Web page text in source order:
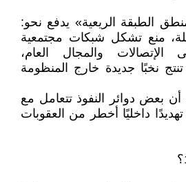
الطبقة الريعية» يدفع نحو:
منع تشكل شبكات مجتمعية
الإتصالات والمجال العام،
نخبًا جديدة خارج المنظومة
بعض دوائر النفوذ تتعامل مع
تهديدًا داخليًا أخطر من العقوبات